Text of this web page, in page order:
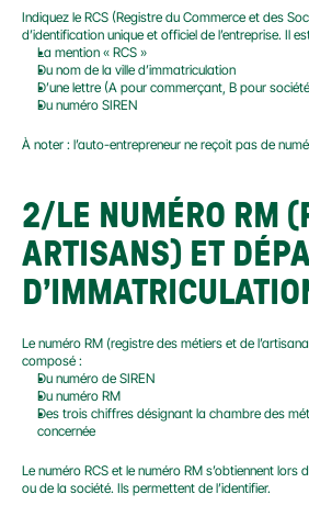
Indiquez le RCS (Registre du Commerce et des
d’identification unique et officiel de l’entreprise. Il
La mention « RCS »
Du nom de la ville d’immatriculation
D’une lettre (A pour commerçant, B pour
Du numéro SIREN
À noter : l’auto-entrepreneur ne reçoit pas de
2/LE NUMÉRO RM
ARTISANS) ET
Le numéro RM (registre des métiers et de
composé :
Du numéro de SIREN
Du numéro RM
Des trois chiffres désignant la chambre des
concernée
Le numéro RCS et le numéro RM s’obtiennent lors
ou de la société. Ils permettent de l’identifier.